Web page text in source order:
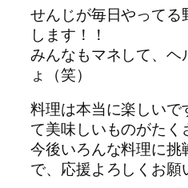
せんじが毎日やってる
します！！
みんなもマネして、ヘ
ょ（笑）
料理は本当に楽しいで
て美味しいものがたく
今後いろんな料理に挑
で、応援よろしくお願